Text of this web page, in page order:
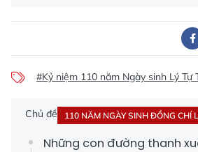
#Kỷ niệm 110 năm Ngày sinh Lý Tự
Chủ đề 110 NĂM NGÀY SINH ĐỒNG CHÍ
Những con đường thanh